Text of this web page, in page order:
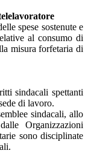
spese sostenute e
al consumo di
misura forfetaria di
sindacali spettanti
di lavoro.
sindacali, allo
Organizzazioni
sono disciplinate